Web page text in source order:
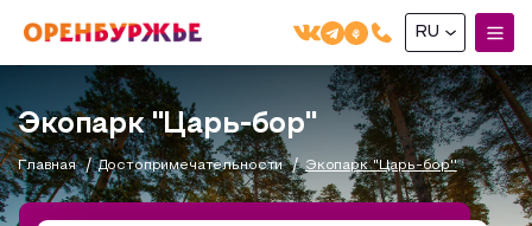
О РЕГИОНЕ
RU
English(EN)
Русский(RU)
Экопарк ''Царь-бор''
Главная Достопримечательности Экопарк ''Царь-бор''